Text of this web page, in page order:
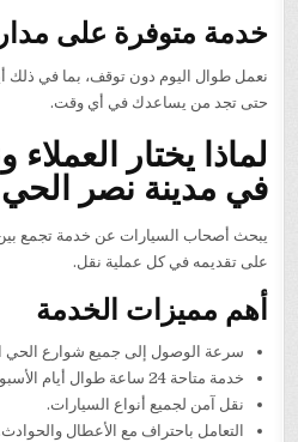
خدمة متوفرة على مدار 24 ساعة
نعمل طوال اليوم دون توقف، بما في ذلك
حتى تجد من يساعدك في أي وقت.
لماذا يختار
في مدينة نصر
يبحث أصحاب السيارات عن خدمة تجمع
على تقديمه في كل عملية نقل.
أهم مميزات الخدمة
سرعة الوصول إلى جميع شوارع الحي
خدمة متاحة 24 ساعة طوال أيام الأسبوع.
نقل آمن لجميع أنواع السيارات.
التعامل باحتراف مع الأعطال